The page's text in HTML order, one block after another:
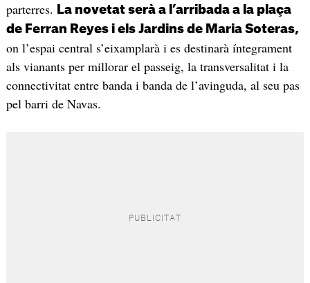
parterres.
La novetat serà a l’arribada a la plaça
de Ferran Reyes i els Jardins de Maria Soteras,
on l’espai central s’eixamplarà i es destinarà íntegrament
als vianants per millorar el passeig, la transversalitat i la
connectivitat entre banda i banda de l’avinguda, al seu pas
pel barri de Navas.